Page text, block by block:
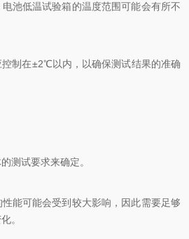
低温试验箱的温度范围可能会有所不
制在±2℃以内，以确保测试结果的准确
试要求来确定。
可能会受到较大影响，因此需要足够
。